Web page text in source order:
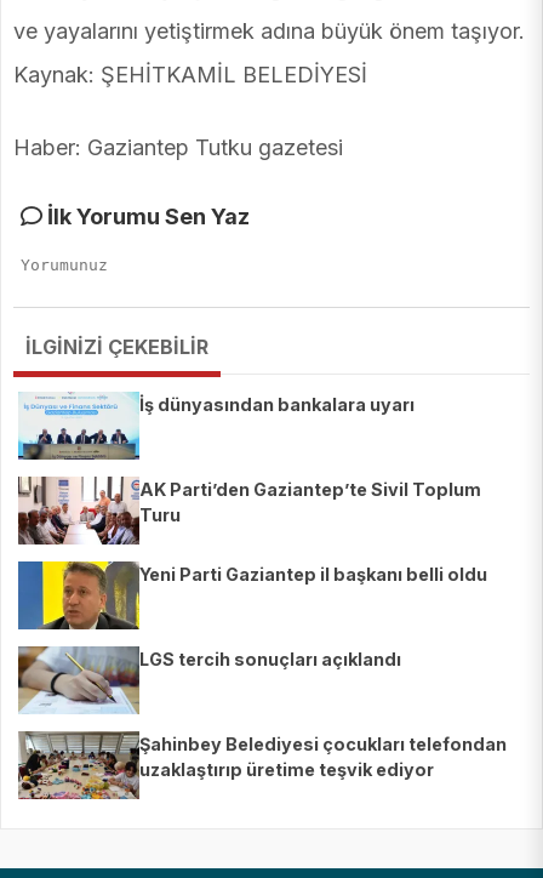
ve yayalarını yetiştirmek adına büyük önem taşıyor.
Kaynak: ŞEHİTKAMİL BELEDİYESİ
Haber: Gaziantep Tutku gazetesi
İlk Yorumu Sen Yaz
İLGİNİZİ ÇEKEBİLİR
İş dünyasından bankalara uyarı
AK Parti’den Gaziantep’te Sivil Toplum
Turu
Yeni Parti Gaziantep il başkanı belli oldu
LGS tercih sonuçları açıklandı
Şahinbey Belediyesi çocukları telefondan
uzaklaştırıp üretime teşvik ediyor